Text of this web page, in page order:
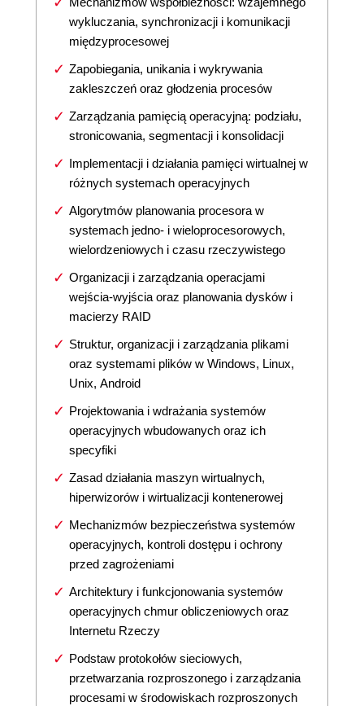
wykluczania, synchronizacji i komunikacji
międzyprocesowej
Zapobiegania, unikania i wykrywania
zakleszczeń oraz głodzenia procesów
Zarządzania pamięcią operacyjną: podziału,
stronicowania, segmentacji i konsolidacji
Implementacji i działania pamięci wirtualnej w
różnych systemach operacyjnych
Algorytmów planowania procesora w
systemach jedno- i wieloprocesorowych,
wielordzeniowych i czasu rzeczywistego
Organizacji i zarządzania operacjami
wejścia-wyjścia oraz planowania dysków i
macierzy RAID
Struktur, organizacji i zarządzania plikami
oraz systemami plików w Windows, Linux,
Unix, Android
Projektowania i wdrażania systemów
operacyjnych wbudowanych oraz ich
specyfiki
Zasad działania maszyn wirtualnych,
hiperwizorów i wirtualizacji kontenerowej
Mechanizmów bezpieczeństwa systemów
operacyjnych, kontroli dostępu i ochrony
przed zagrożeniami
Architektury i funkcjonowania systemów
operacyjnych chmur obliczeniowych oraz
Internetu Rzeczy
Podstaw protokołów sieciowych,
przetwarzania rozproszonego i zarządzania
procesami w środowiskach rozproszonych